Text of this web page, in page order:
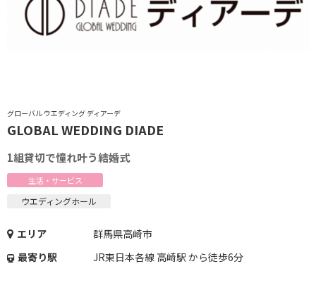
グローバル ウエディング ディアーデ
GLOBAL WEDDING DIADE
1組貸切で憧れ叶う結婚式
生活・サービス
ウエディングホール
エリア
群馬県高崎市
最寄り駅
JR東日本各線 高崎駅 から徒歩6分